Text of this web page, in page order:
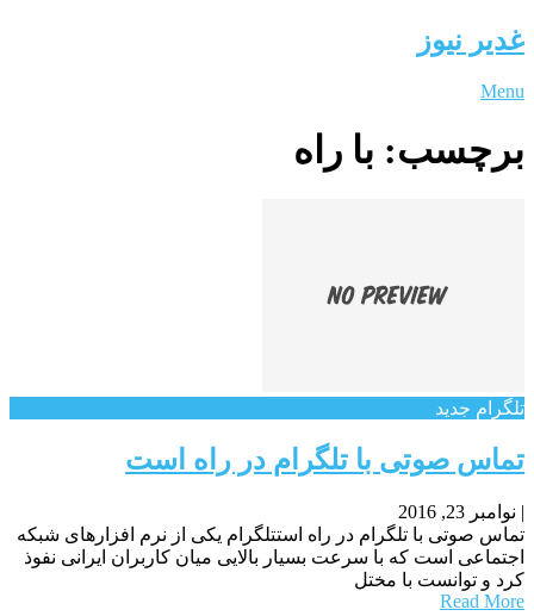
غدیر نیوز
Menu
برچسب: با راه
تلگرام جدید
تماس صوتی با تلگرام در راه است
| نوامبر 23, 2016
تماس صوتی با تلگرام در راه استتلگرام یکی از نرم افزارهای شبکه
اجتماعی است که با سرعت بسیار بالایی میان کاربران ایرانی نفوذ
کرد و توانست با مختل
Read More